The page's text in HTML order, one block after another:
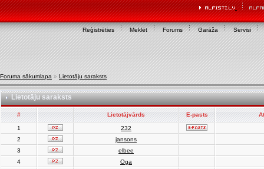
Reģistrēties Meklēt Forums Garāža Servisi
Foruma sākumlapa » Lietotāju saraksts
Lietotāju saraksts
# Lietotājvārds E-pasts
1
232
2
jansons
3
elbee
4
Oga